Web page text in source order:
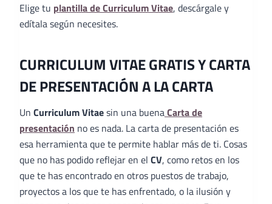
Elige tu plantilla de Curriculum Vitae, descárgale y
edítala según necesites.
CURRICULUM VITAE GRATIS Y CARTA
DE PRESENTACIÓN A LA CARTA
Un Curriculum Vitaesin una buenaCarta de
presentación no es nada. La carta de presentación es
esa herramienta que te permite hablar más de ti. Cosas
que no has podido reflejar en el CV, como retos en los
que te has encontrado en otros puestos de trabajo,
proyectos a los que te has enfrentado, o la ilusión y